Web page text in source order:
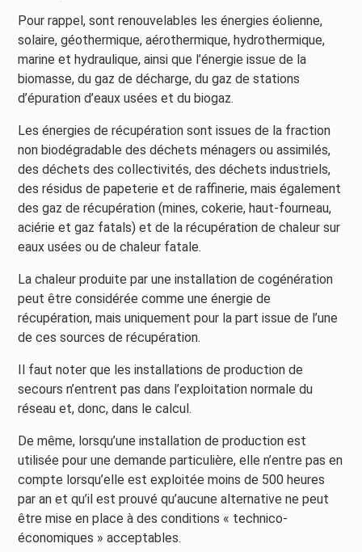
Pour rappel, sont renouvelables les énergies éolienne,
solaire, géothermique, aérothermique, hydrothermique,
marine et hydraulique, ainsi que l’énergie issue de la
biomasse, du gaz de décharge, du gaz de stations
d’épuration d’eaux usées et du biogaz.
Les énergies de récupération sont issues de la fraction
non biodégradable des déchets ménagers ou assimilés,
des déchets des collectivités, des déchets industriels,
des résidus de papeterie et de raffinerie, mais également
des gaz de récupération (mines, cokerie, haut-fourneau,
aciérie et gaz fatals) et de la récupération de chaleur sur
eaux usées ou de chaleur fatale.
La chaleur produite par une installation de cogénération
peut être considérée comme une énergie de
récupération, mais uniquement pour la part issue de l’une
de ces sources de récupération.
Il faut noter que les installations de production de
secours n’entrent pas dans l’exploitation normale du
réseau et, donc, dans le calcul.
De même, lorsqu’une installation de production est
utilisée pour une demande particulière, elle n’entre pas en
compte lorsqu’elle est exploitée moins de 500 heures
par an et qu’il est prouvé qu’aucune alternative ne peut
être mise en place à des conditions « technico-
économiques » acceptables.